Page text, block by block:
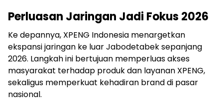
Perluasan Jaringan Jadi Fokus 2026
Ke depannya, XPENG Indonesia menargetkan
ekspansi jaringan ke luar Jabodetabek sepanjang
2026. Langkah ini bertujuan memperluas akses
masyarakat terhadap produk dan layanan XPENG,
sekaligus memperkuat kehadiran brand di pasar
nasional.